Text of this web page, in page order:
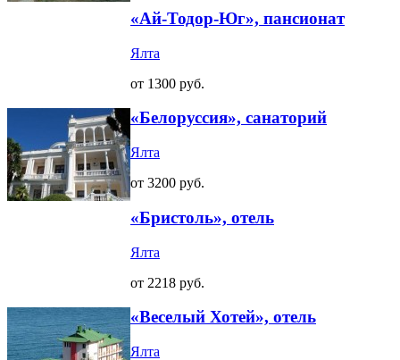
«Ай-Тодор-Юг», пансионат
Ялта
от 1300 руб.
«Белоруссия», санаторий
Ялта
от 3200 руб.
«Бристоль», отель
Ялта
от 2218 руб.
«Веселый Хотей», отель
Ялта